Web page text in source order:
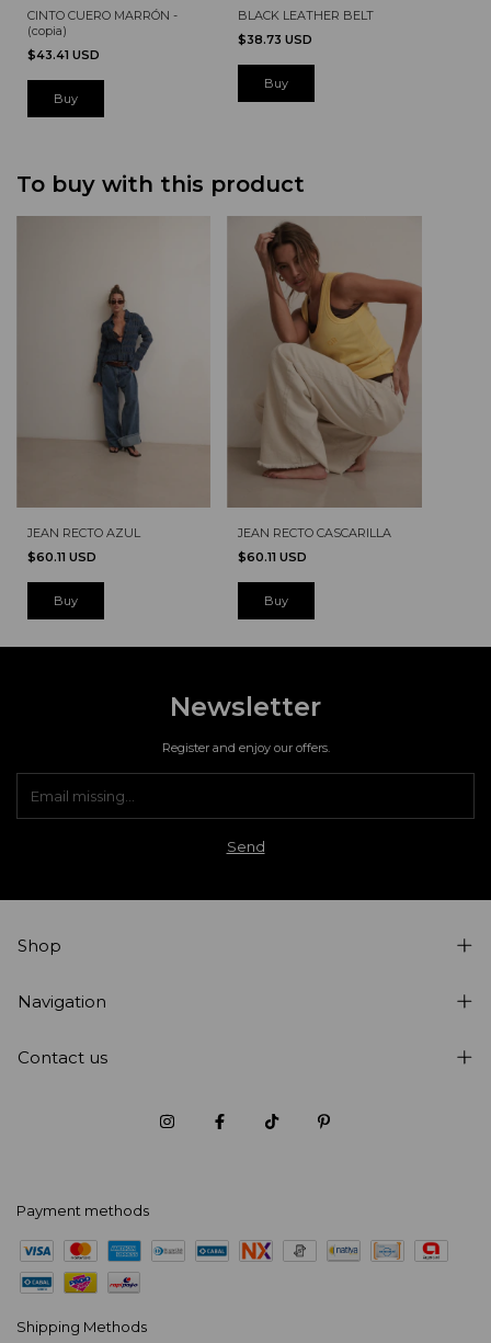
CINTO CUERO MARRÓN -
(copia)
$43.41 USD
Buy
BLACK LEATHER BELT
$38.73 USD
Buy
To buy with this product
JEAN RECTO AZUL
$60.11 USD
Buy
JEAN RECTO CASCARILLA
$60.11 USD
Buy
Newsletter
Register and enjoy our offers.
Shop
Navigation
Contact us
Payment methods
Shipping Methods